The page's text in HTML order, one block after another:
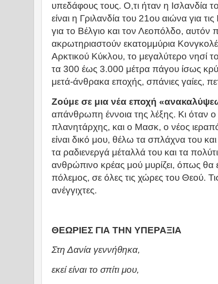
υπεδάφους τους. Ο,τι ήταν η Ισλανδία
είναι η Γριλανδία του 21ου αιώνα για
για το Βέλγιο και τον Λεοπόλδο, αυτόν
ακρωτηριαστούν εκατομμύρια
Αρκτικού Κύκλου, το μεγαλύτερο νησί
τα 300 έως 3.000 μέτρα πάγου ίσως
μετά-άνθρακα εποχής, σπάνιες γαίες,
Ζούμε σε μια νέα εποχή
απάνθρωπη έννοια της λέξης. Κι όταν
πλανητάρχης, και ο Μασκ, ο νέος
είναι δικό μου, θέλω τα σπλάχνα του
τα ραδιενεργά μέταλλά του και τα
ανθρώπινο κρέας μού μυρίζει, όπως θα
πόλεμος, σε όλες τις χώρες του Θεού.
ανέγγιχτες.
ΘΕΩΡΙΕΣ ΓΙΑ ΤΗΝ ΥΠΕΡΑΞΙΑ
Στη Δανία γεννήθηκα,
εκεί είναι το σπίτι μου,